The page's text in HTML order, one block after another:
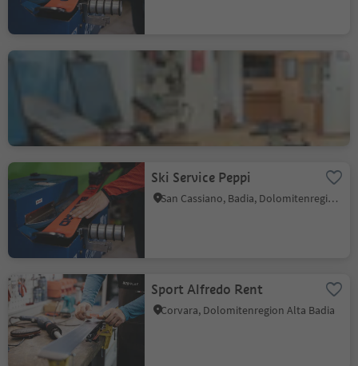
Ski Top Badia
Badia, Dolomitenregion Alta Badia
Ski Service Peppi
San Cassiano, Badia, Dolomitenregion Alta Badia
Sport Alfredo Rent
Corvara, Dolomitenregion Alta Badia